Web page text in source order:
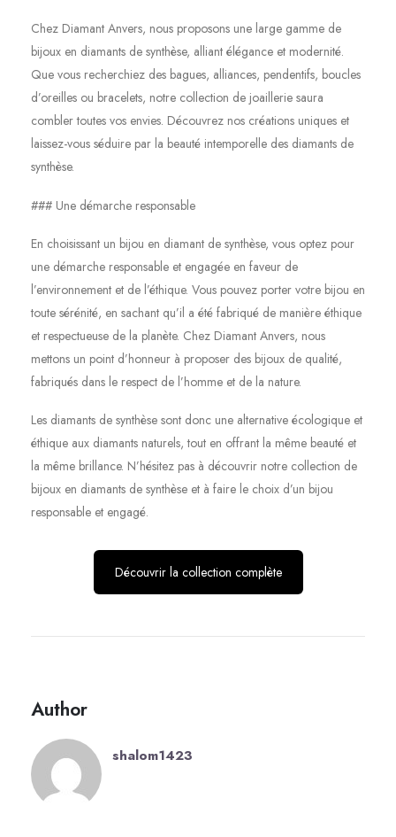
Chez Diamant Anvers, nous proposons une large gamme de
bijoux en diamants de synthèse, alliant élégance et modernité.
Que vous recherchiez des bagues, alliances, pendentifs, boucles
d’oreilles ou bracelets, notre collection de joaillerie saura
combler toutes vos envies. Découvrez nos créations uniques et
laissez-vous séduire par la beauté intemporelle des diamants de
synthèse.
### Une démarche responsable
En choisissant un bijou en diamant de synthèse, vous optez pour
une démarche responsable et engagée en faveur de
l’environnement et de l’éthique. Vous pouvez porter votre bijou en
toute sérénité, en sachant qu’il a été fabriqué de manière éthique
et respectueuse de la planète. Chez Diamant Anvers, nous
mettons un point d’honneur à proposer des bijoux de qualité,
fabriqués dans le respect de l’homme et de la nature.
Les diamants de synthèse sont donc une alternative écologique et
éthique aux diamants naturels, tout en offrant la même beauté et
la même brillance. N’hésitez pas à découvrir notre collection de
bijoux en diamants de synthèse et à faire le choix d’un bijou
responsable et engagé.
Découvrir la collection complète
Author
shalom1423